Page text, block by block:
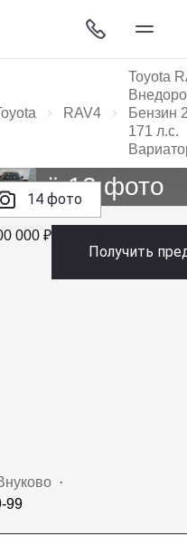
RAV4
Toyota
Бензин
171 л.с.
14 фото
Ещё 12 фото
000 ₽
·
99
Получить